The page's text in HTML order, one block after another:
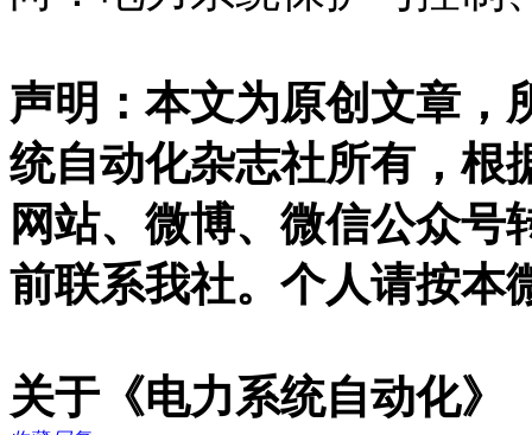
声明：本文为原创文章，
统自动化杂志社所有，根
网站、微博、微信公众号
前联系我社。个人请按本
关于《电力系统自动化》